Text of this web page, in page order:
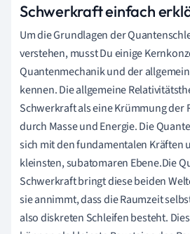
Schwerkraft einfach
Um die Grundlagen der
verstehen, musst Du einige
Quantenmechanik und der
kennen. Die allgemeine
Schwerkraft als eine Krümmung der
durch Masse und Energie. Die
sich mit den fundamentalen Kräften
kleinsten, subatomaren Ebene.Die
Schwerkraft bringt diese beiden
sie annimmt, dass die Raumzeit
also diskreten Schleifen besteht.